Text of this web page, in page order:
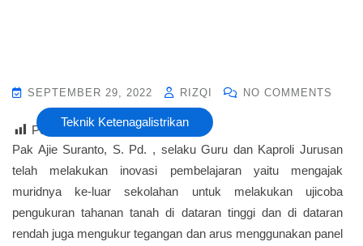
Teknik Ketenagalistrikan
SEPTEMBER 29, 2022 RIZQI NO COMMENTS
Post Views : 17
Pak Ajie Suranto, S. Pd. , selaku Guru dan Kaproli Jurusan
telah melakukan inovasi pembelajaran yaitu mengajak
muridnya ke-luar sekolahan untuk melakukan ujicoba
pengukuran tahanan tanah di dataran tinggi dan di dataran
rendah juga mengukur tegangan dan arus menggunakan panel